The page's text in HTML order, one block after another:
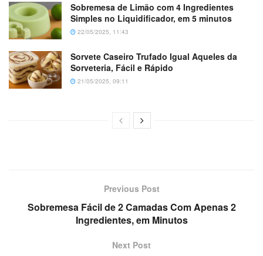
Sobremesa de Limão com 4 Ingredientes
Simples no Liquidificador, em 5 minutos
22/05/2025, 11:43
Sorvete Caseiro Trufado Igual Aqueles da
Sorveteria, Fácil e Rápido
21/05/2025, 09:11
Previous Post
Sobremesa Fácil de 2 Camadas Com Apenas 2
Ingredientes, em Minutos
Next Post